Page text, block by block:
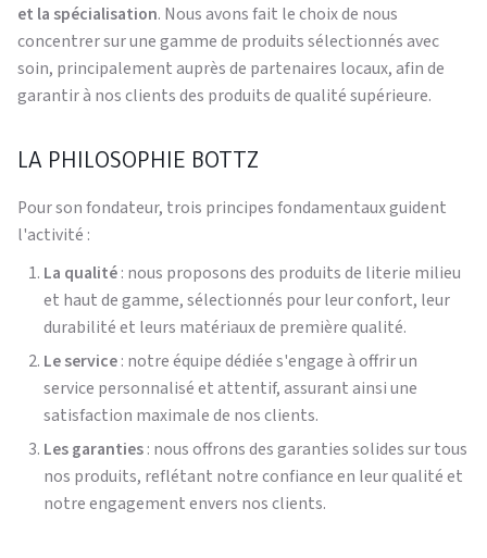
et la spécialisation. Nous avons fait le choix de nous
concentrer sur une gamme de produits sélectionnés avec
soin, principalement auprès de partenaires locaux, afin de
garantir à nos clients des produits de qualité supérieure.
LA PHILOSOPHIE BOTTZ
Pour son fondateur, trois principes fondamentaux guident
l'activité :
La qualité: nous proposons des produits de literie milieu
et haut de gamme, sélectionnés pour leur confort, leur
durabilité et leurs matériaux de première qualité.
Le service: notre équipe dédiée s'engage à offrir un
service personnalisé et attentif, assurant ainsi une
satisfaction maximale de nos clients.
Les garanties: nous offrons des garanties solides sur tous
nos produits, reflétant notre confiance en leur qualité et
notre engagement envers nos clients.